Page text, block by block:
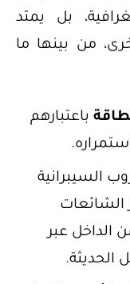
بل يمتد
من بينها ما
باعتبارهم
السيبرانية
عبر